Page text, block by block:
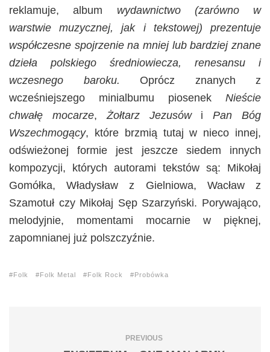
reklamuje, album wydawnictwo (zarówno w
warstwie muzycznej, jak i tekstowej) prezentuje
współczesne spojrzenie na mniej lub bardziej znane
dzieła polskiego średniowiecza, renesansu i
wczesnego baroku. Oprócz znanych z
wcześniejszego minialbumu piosenek Nieście
chwałę mocarze,Żołtarz Jezusów iPan Bóg
Wszechmogący, które brzmią tutaj w nieco innej,
odświeżonej formie jest jeszcze siedem innych
kompozycji, których autorami tekstów są: Mikołaj
Gomółka, Władysław z Gielniowa, Wacław z
Szamotuł czy Mikołaj Sęp Szarzyński. Porywająco,
melodyjnie, momentami mocarnie w pięknej,
zapomnianej już polszczyźnie.
Folk Folk Metal Folk Rock Probówka
PREVIOUS